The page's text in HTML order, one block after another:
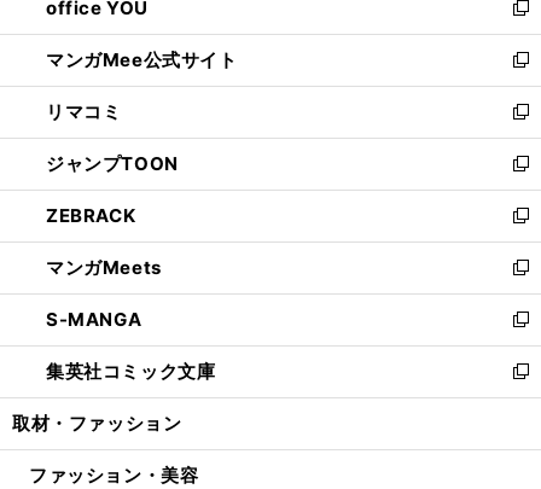
く
で
開
く
ィ
ン
ド
ウ
で
開
く
い
ウ
ィ
ン
ド
ウ
で
開
く
office YOU
新
し
い
ウ
ィ
ン
ド
ウ
で
開
く
マンガMee公式サイト
新
し
い
ウ
ィ
ン
ド
ウ
で
開
く
リマコミ
新
し
い
ウ
ィ
ン
ド
ウ
で
開
く
ジャンプTOON
新
し
い
ウ
ィ
ン
ド
ウ
で
開
ZEBRACK
新
し
い
ウ
ィ
ン
ド
ウ
開
マンガMeets
新
し
い
ウ
ィ
ン
ウ
S-MANGA
新
し
い
ウ
ン
集英社コミック文庫
新
し
ウ
取材・ファッション
ファッション・美容